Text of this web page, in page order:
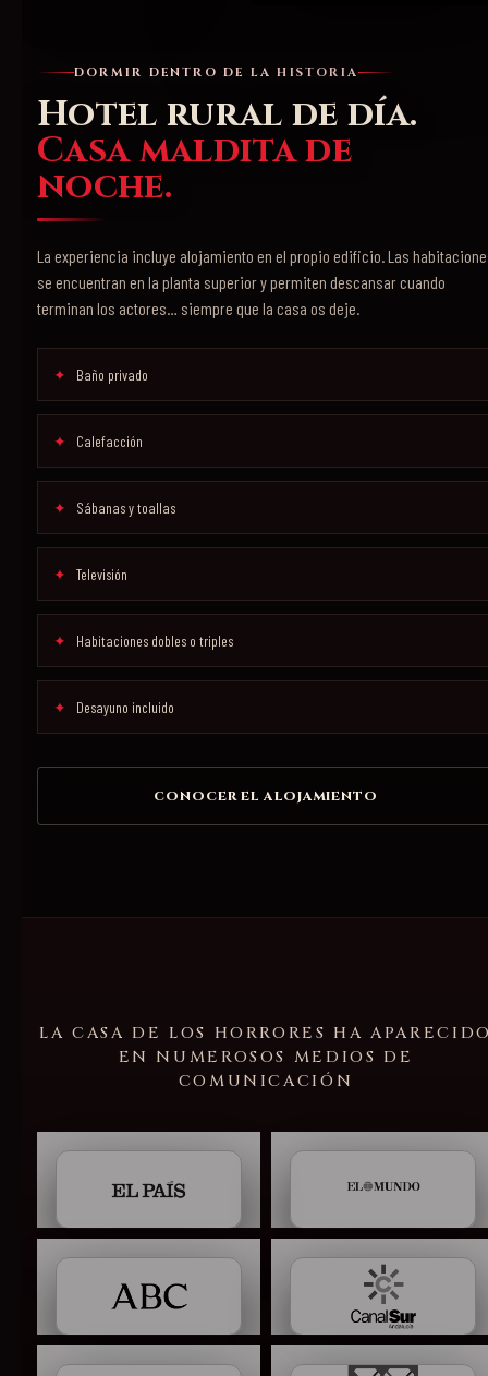
DORMIR DENTRO DE LA HISTORIA
Hotel rural de día.
Casa maldita de
noche.
La experiencia incluye alojamiento en el propio edificio. Las
se encuentran en la planta superior y permiten descansar cuando
terminan los actores… siempre que la casa os deje.
Baño privado
Calefacción
Sábanas y toallas
Televisión
Habitaciones dobles o triples
Desayuno incluido
CONOCER EL ALOJAMIENTO
LA CASA DE LOS HORRORES HA
EN NUMEROSOS MEDIOS DE
COMUNICACIÓN